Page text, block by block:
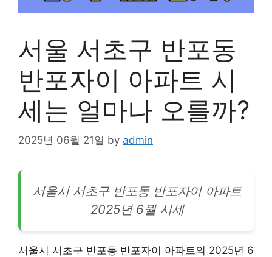
서울 서초구 반포동
반포자이 아파트 시
세는 얼마나 오를까?
2025년 06월 21일 by admin
서울시 서초구 반포동 반포자이 아파트
2025년 6월 시세
서울시 서초구 반포동 반포자이 아파트의 2025년 6